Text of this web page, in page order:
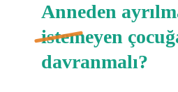
Anneden
istemeyen
davranmalı?